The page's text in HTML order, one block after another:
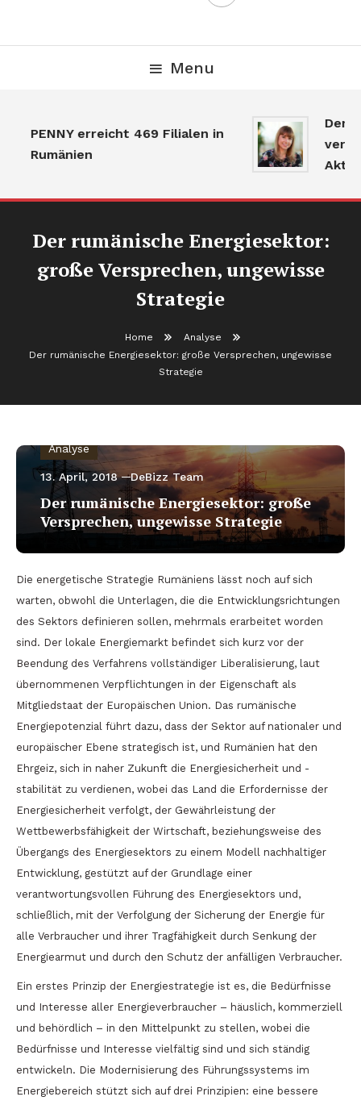
Menu
PENNY erreicht 469 Filialen in
Rumänien
Der
Der rumänische Energiesektor:
große Versprechen, ungewisse
Strategie
Home
Analyse
Der rumänische Energiesektor: große Versprechen, ungewisse
Strategie
Analyse
13. April, 2018 DeBizz Team
Der rumänische Energiesektor: große
Versprechen, ungewisse Strategie
Die energetische Strategie Rumäniens lässt noch auf sich
warten, obwohl die Unterlagen, die die Entwicklungsrichtungen
des Sektors definieren sollen, mehrmals erarbeitet worden
sind. Der lokale Energiemarkt befindet sich kurz vor der
Beendung des Verfahrens vollständiger Liberalisierung, laut
übernommenen Verpflichtungen in der Eigenschaft als
Mitgliedstaat der Europäischen Union. Das rumänische
Energiepotenzial führt dazu, dass der Sektor auf nationaler und
europäischer Ebene strategisch ist, und Rumänien hat den
Ehrgeiz, sich in naher Zukunft die Energiesicherheit und -
stabilität zu verdienen, wobei das Land die Erfordernisse der
Energiesicherheit verfolgt, der Gewährleistung der
Wettbewerbsfähigkeit der Wirtschaft, beziehungsweise des
Übergangs des Energiesektors zu einem Modell nachhaltiger
Entwicklung, gestützt auf der Grundlage einer
verantwortungsvollen Führung des Energiesektors und,
schließlich, mit der Verfolgung der Sicherung der Energie für
alle Verbraucher und ihrer Tragfähigkeit durch Senkung der
Energiearmut und durch den Schutz der anfälligen Verbraucher.
Ein erstes Prinzip der Energiestrategie ist es, die Bedürfnisse
und Interesse aller Energieverbraucher – häuslich, kommerziell
und behördlich – in den Mittelpunkt zu stellen, wobei die
Bedürfnisse und Interesse vielfältig sind und sich ständig
entwickeln. Die Modernisierung des Führungssystems im
Energiebereich stützt sich auf drei Prinzipien: eine bessere